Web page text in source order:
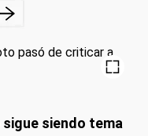
sigue siendo tema